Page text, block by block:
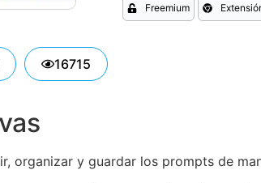
Freemium
16715
organizar y guardar los prompts de